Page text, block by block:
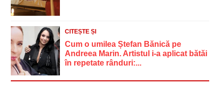
CITEȘTE ȘI
Cum o umilea Ștefan Bănică pe
Andreea Marin. Artistul i-a aplicat bătăi
în repetate rânduri:...